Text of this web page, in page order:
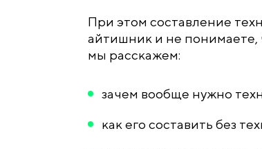
При этом составление
айтишник и не понимаете,
мы расскажем:
зачем вообще нужно
как его составить без